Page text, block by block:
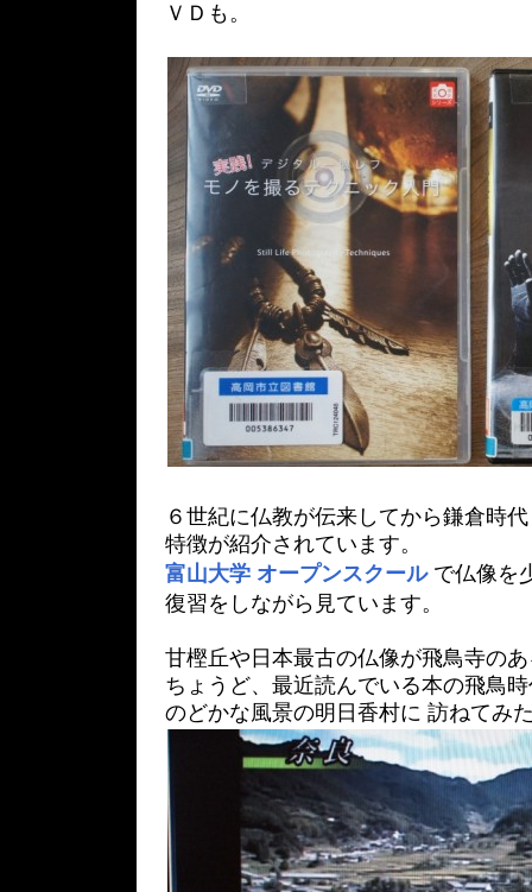
ＶＤも。
６世紀に仏教が伝来してから鎌倉時
特徴が紹介されています。
富山大学 オープンスクール で仏像を
復習をしながら見ています。
甘樫丘や日本最古の仏像が飛鳥寺の
ちょうど、最近読んでいる本の飛鳥
のどかな風景の明日香村に 訪ねてみ